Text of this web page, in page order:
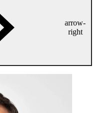
arrow-
right